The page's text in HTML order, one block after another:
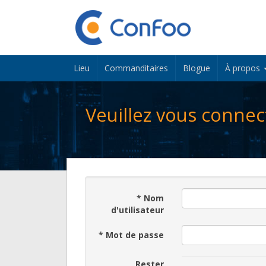
Lieu Commanditaires Blogue À propos
Veuillez vous
* Nom
d'utilisateur
* Mot de passe